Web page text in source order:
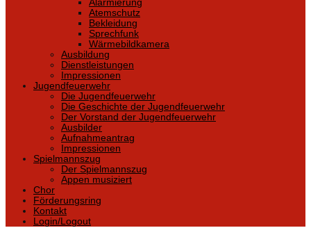
Alarmierung
Atemschutz
Bekleidung
Sprechfunk
Wärmebildkamera
Ausbildung
Dienstleistungen
Impressionen
Jugendfeuerwehr
Die Jugendfeuerwehr
Die Geschichte der Jugendfeuerwehr
Der Vorstand der Jugendfeuerwehr
Ausbilder
Aufnahmeantrag
Impressionen
Spielmannszug
Der Spielmannszug
Appen musiziert
Chor
Förderungsring
Kontakt
Login/Logout